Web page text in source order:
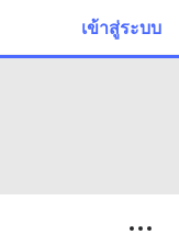
เข้าสู่ระบบ